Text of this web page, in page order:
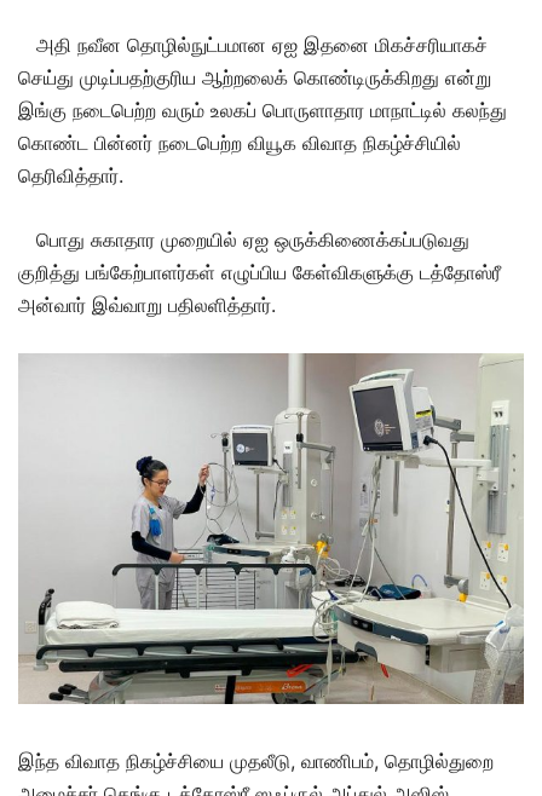
அதி நவீன தொழில்நுட்பமான ஏஐ இதனை மிகச்சரியாகச்
செய்து முடிப்பதற்குரிய ஆற்றலைக் கொண்டிருக்கிறது என்று
இங்கு நடைபெற்ற வரும் உலகப் பொருளாதார மாநாட்டில் கலந்து
கொண்ட பின்னர் நடைபெற்ற வியூக விவாத நிகழ்ச்சியில்
தெரிவித்தார்.
பொது சுகாதார முறையில் ஏஐ ஒருக்கிணைக்கப்படுவது
குறித்து பங்கேற்பாளர்கள் எழுப்பிய கேள்விகளுக்கு டத்தோஸ்ரீ
அன்வார் இவ்வாறு பதிலளித்தார்.
இந்த விவாத நிகழ்ச்சியை முதலீடு, வாணிபம், தொழில்துறை